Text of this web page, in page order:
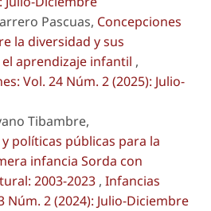
Pascuas, Concepciones
la diversidad y sus
aprendizaje infantil ,
Vol. 24 Núm. 2 (2025): Julio-
Tibambre,
políticas públicas para la
infancia Sorda con
2003-2023 , Infancias
Núm. 2 (2024): Julio-Diciembre